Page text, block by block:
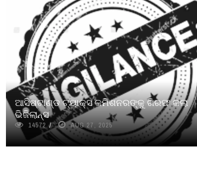
ଆସିଷ୍ଟାଣ୍ଡ ଟ୍ୟାକ୍ସ କମିଶନରଙ୍କୁ ଗିରଫ କଲା
ଭିଜିଲାନ୍ସ
14572 AUG 27, 2025